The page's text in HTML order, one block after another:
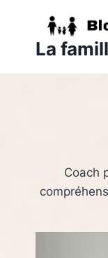
contenuLa
Coach